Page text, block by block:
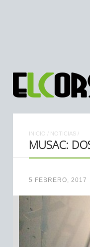
INICIO / NOTICIAS /
MUSAC:
5 FEBRERO, 2017